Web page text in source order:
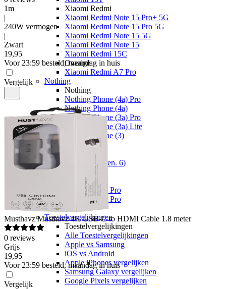
Xiaomi Redmi
Xiaomi Redmi Note 15 Pro+ 5G
Xiaomi Redmi Note 15 Pro 5G
Xiaomi Redmi Note 15 5G
Xiaomi Redmi Note 15
Xiaomi Redmi 15C
Overige
Xiaomi Redmi A7 Pro
Nothing
Nothing
Nothing Phone (4a) Pro
Nothing Phone (4a)
Nothing Phone (3a) Pro
Nothing Phone (3a) Lite
Nothing Phone (3)
Fairphone
Fairphone
Fairphone (Gen. 6)
Realme
Realme
Realme GT 8 Pro
Realme GT 7 Pro
Keuzehulp
Toestelvergelijkingen
Toestelvergelijkingen
Alle Toestelvergelijkingen
Apple vs Samsung
iOS vs Android
Apple iPhones vergelijken
Samsung Galaxy vergelijken
Google Pixels vergelijken
1m
|
240W vermogen
|
Zwart
19,95
Voor 23:59 besteld, maandag in huis
Vergelijk
Musthavz Musthavz 4K USB-C to HDMI Cable 1.8 meter
0 reviews
Grijs
19,95
Voor 23:59 besteld, maandag in huis
Vergelijk